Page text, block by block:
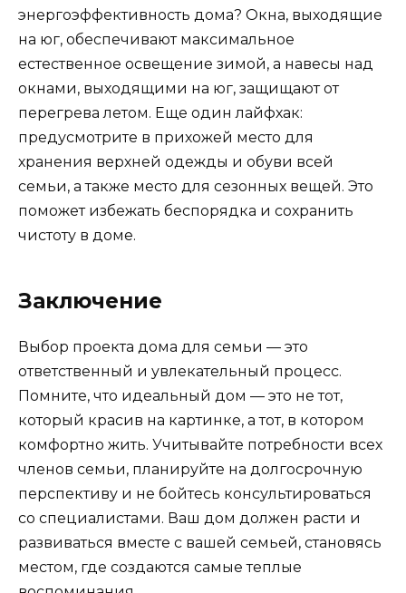
энергоэффективность дома? Окна, выходящие
на юг, обеспечивают максимальное
естественное освещение зимой, а навесы над
окнами, выходящими на юг, защищают от
перегрева летом. Еще один лайфхак:
предусмотрите в прихожей место для
хранения верхней одежды и обуви всей
семьи, а также место для сезонных вещей. Это
поможет избежать беспорядка и сохранить
чистоту в доме.
Заключение
Выбор проекта дома для семьи — это
ответственный и увлекательный процесс.
Помните, что идеальный дом — это не тот,
который красив на картинке, а тот, в котором
комфортно жить. Учитывайте потребности всех
членов семьи, планируйте на долгосрочную
перспективу и не бойтесь консультироваться
со специалистами. Ваш дом должен расти и
развиваться вместе с вашей семьей, становясь
местом, где создаются самые теплые